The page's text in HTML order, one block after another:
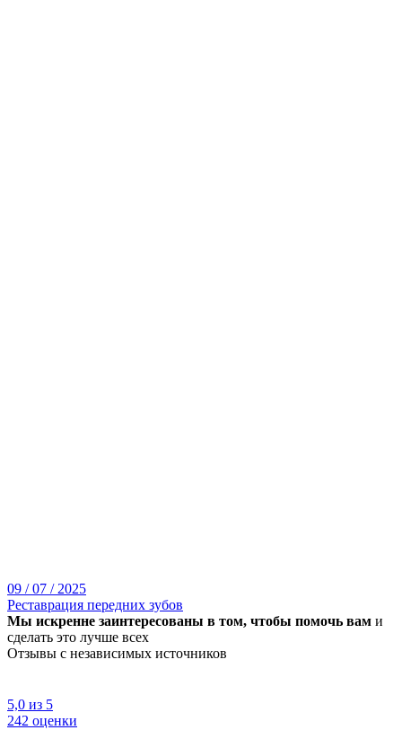
09 / 07 / 2025
Реставрация передних зубов
Мы искренне заинтересованы в том, чтобы помочь вам и
сделать это лучше всех
Отзывы с независимых источников
5,0 из 5
242 оценки